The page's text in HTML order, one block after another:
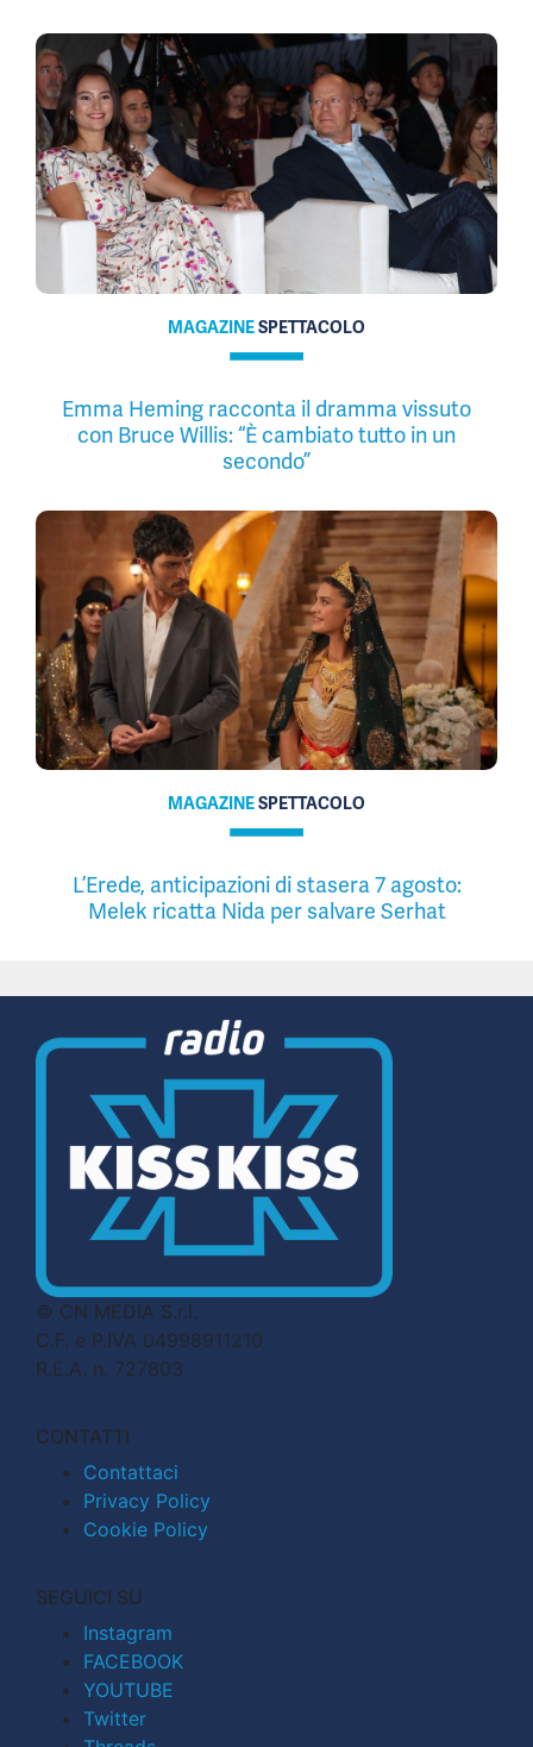
MAGAZINESPETTACOLO
Emma Heming racconta il dramma vissuto
con Bruce Willis: “È cambiato tutto in un
secondo”
MAGAZINESPETTACOLO
L’Erede, anticipazioni di stasera 7 agosto:
Melek ricatta Nida per salvare Serhat
© CN MEDIA S.r.l.
C.F. e P.IVA 04998911210
R.E.A. n. 727803
CONTATTI
Contattaci
Privacy Policy
Cookie Policy
SEGUICI SU
Instagram
FACEBOOK
YOUTUBE
Twitter